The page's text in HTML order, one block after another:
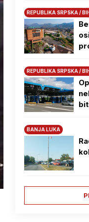
REPUBLIKA SRPSKA /
REPUBLIKA SRPSKA /
BANJA LUKA